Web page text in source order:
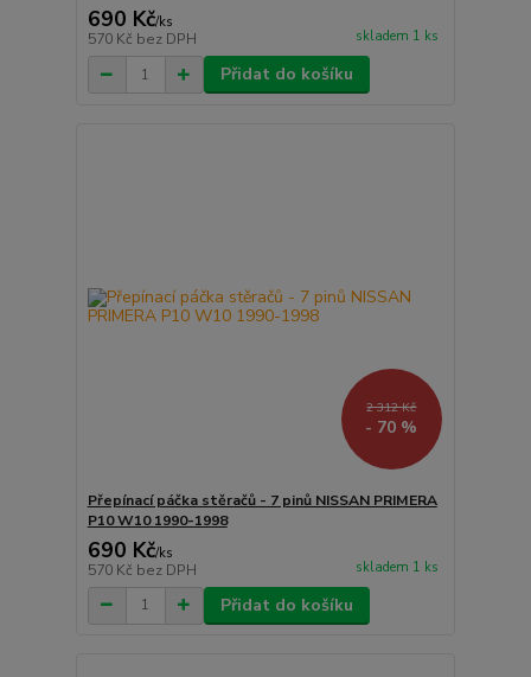
690 Kč/ks
570 Kč bez DPH skladem 1 ks
Přidat do košíku
2 312 Kč
- 70 %
Přepínací páčka stěračů - 7 pinů NISSAN PRIMERA
P10 W10 1990-1998
690 Kč/ks
570 Kč bez DPH skladem 1 ks
Přidat do košíku